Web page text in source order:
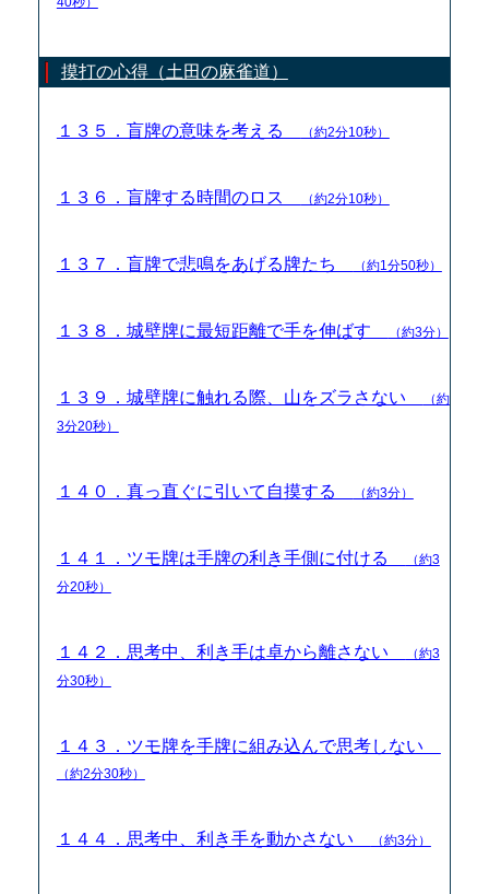
摸打の心得（土田の麻雀道）
１３５．盲牌の意味を考える （約2分10秒）
１３６．盲牌する時間のロス （約2分10秒）
１３７．盲牌で悲鳴をあげる牌たち （約1分50秒）
１３８．城壁牌に最短距離で手を伸ばす （約3分）
１３９．城壁牌に触れる際、山をズラさない
（約
3分20秒）
１４０．真っ直ぐに引いて自摸する （約3分）
１４１．ツモ牌は手牌の利き手側に付ける
（約3
分20秒）
１４２．思考中、利き手は卓から離さない
（約3
分30秒）
１４３．ツモ牌を手牌に組み込んで思考しない
（約2分30秒）
１４４．思考中、利き手を動かさない （約3分）